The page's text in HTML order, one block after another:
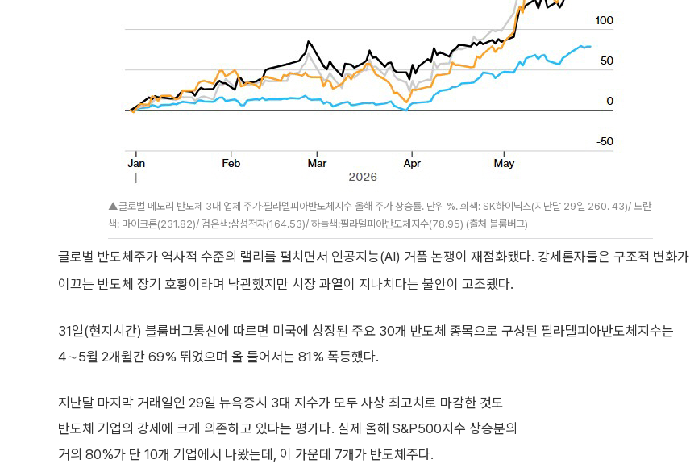
▲글로벌 메모리 반도체 3대 업체 주가·필라델피아반도체지수 올해 주가 상승률. 단위 %. 회색: SK하이닉스(지난달 29일 260. 43)/ 노란
색: 마이크론(231.82)/ 검은색:삼성전자(164.53)/ 하늘색:필라델피아반도체지수(78.95) (출처 블룸버그)
글로벌 반도체주가 역사적 수준의 랠리를 펼치면서 인공지능(AI) 거품 논쟁이 재점화됐다. 강세론자들은 구조적 변화가
이끄는 반도체 장기 호황이라며 낙관했지만 시장 과열이 지나치다는 불안이 고조됐다.
31일(현지시간) 블룸버그통신에 따르면 미국에 상장된 주요 30개 반도체 종목으로 구성된 필라델피아반도체지수는
4∼5월 2개월간 69% 뛰었으며 올 들어서는 81% 폭등했다.
지난달 마지막 거래일인 29일 뉴욕증시 3대 지수가 모두 사상 최고치로 마감한 것도
반도체 기업의 강세에 크게 의존하고 있다는 평가다. 실제 올해 S&P500지수 상승분의
거의 80%가 단 10개 기업에서 나왔는데, 이 가운데 7개가 반도체주다.